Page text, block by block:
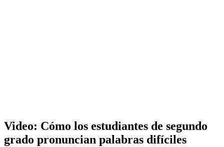
Video: Cómo los estudiantes de segundo
grado pronuncian palabras difíciles